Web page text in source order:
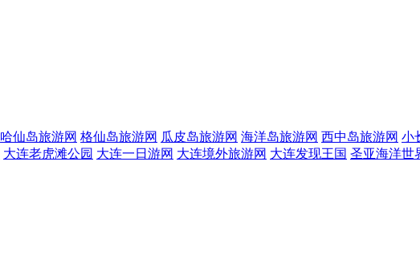
哈仙岛旅游网 格仙岛旅游网 瓜皮岛旅游网 海洋岛旅游网 西中岛旅游网 小
大连老虎滩公园 大连一日游网 大连境外旅游网 大连发现王国 圣亚海洋世